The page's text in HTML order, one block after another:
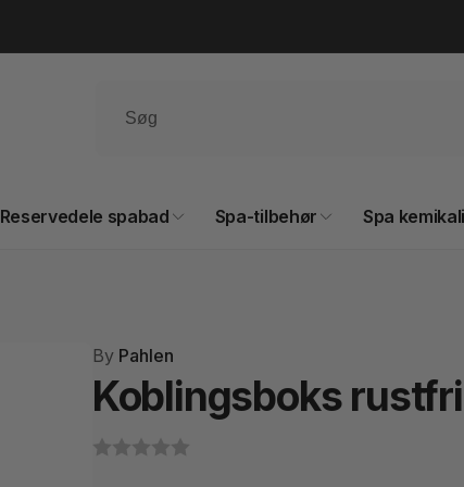
Reservedele spabad Spa-tilbehør Spa
ByPahlen
Koblingsboks rustfri